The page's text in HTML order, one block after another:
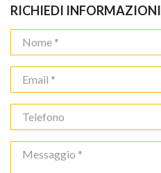
RICHIEDI INFORMAZIONI